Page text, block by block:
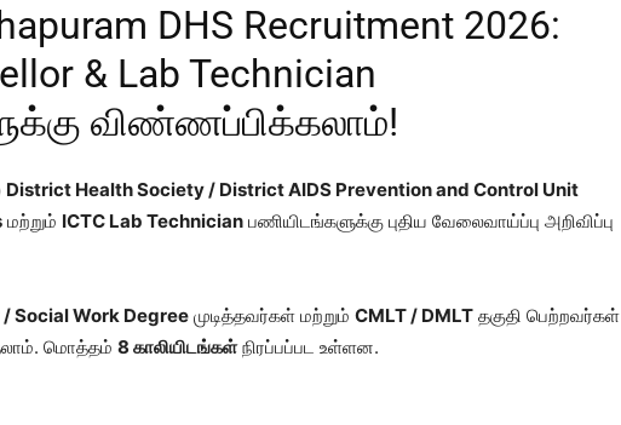
DHS Recruitment 2026:
& Lab Technician
விண்ணப்பிக்கலாம்!
District Health Society / District AIDS Prevention and Control Unit
மற்றும் ICTC Lab Technician பணியிடங்களுக்கு புதிய வேலைவாய்ப்பு அறிவிப்பு
Social Work Degree முடித்தவர்கள் மற்றும் CMLT / DMLT தகுதி பெற்றவர்கள்
மொத்தம் 8 காலியிடங்கள்நிரப்பப்பட உள்ளன.